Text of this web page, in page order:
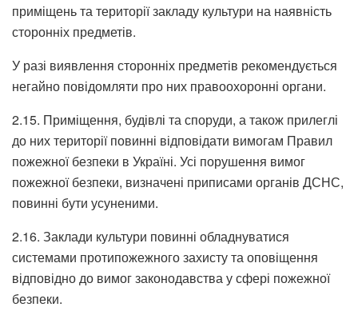
приміщень та території закладу культури на наявність
сторонніх предметів.
У разі виявлення сторонніх предметів рекомендується
негайно повідомляти про них правоохоронні органи.
2.15. Приміщення, будівлі та споруди, а також прилеглі
до них території повинні відповідати вимогам Правил
пожежної безпеки в Україні. Усі порушення вимог
пожежної безпеки, визначені приписами органів ДСНС,
повинні бути усуненими.
2.16. Заклади культури повинні обладнуватися
системами протипожежного захисту та оповіщення
відповідно до вимог законодавства у сфері пожежної
безпеки.